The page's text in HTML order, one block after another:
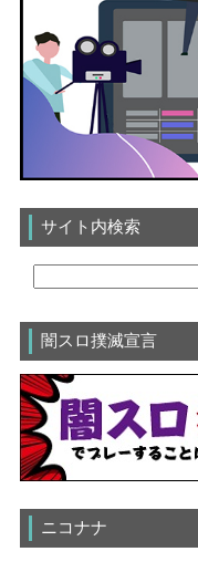
サイト内検索
闇スロ撲滅宣言
ニコナナ